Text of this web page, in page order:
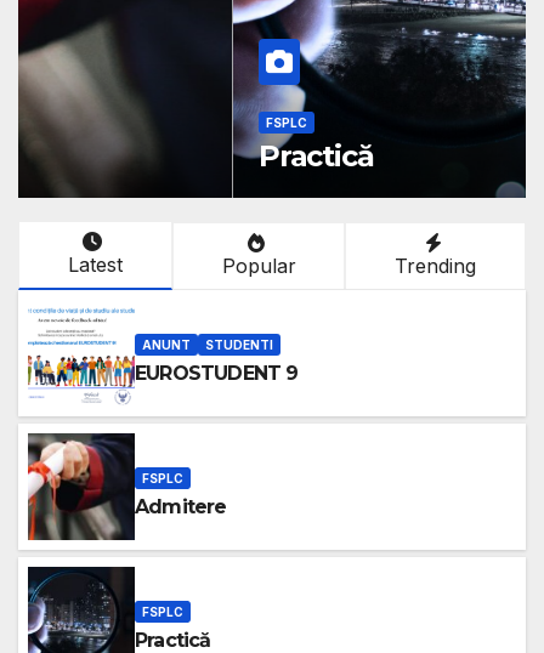
Practică
Latest Popular Trending
ANUNT STUDENTI
EUROSTUDENT 9
FSPLC
Admitere
FSPLC
Practică